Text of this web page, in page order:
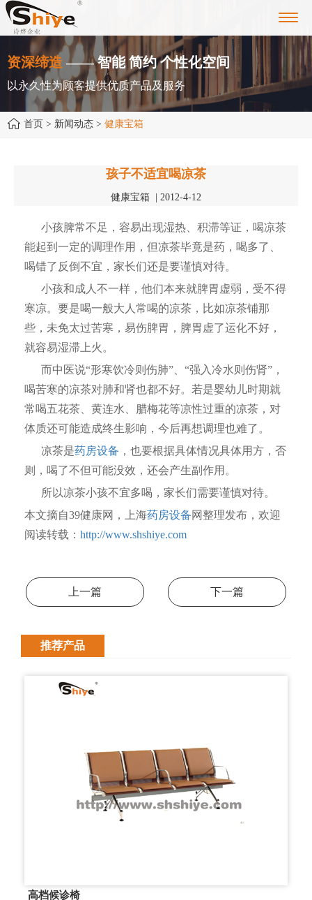
资深缔造 —— 智能 简约 个性化空间
以永久性为顾客提供优质产品及服务
首页 > 新闻动态 > 健康宝箱
孩子不适宜喝凉茶
健康宝箱 | 2012-4-12
小孩脾常不足，容易出现湿热、积滞等证，喝凉茶
能起到一定的调理作用，但凉茶毕竟是药，喝多了、
喝错了反倒不宜，家长们还是要谨慎对待。
小孩和成人不一样，他们本来就脾胃虚弱，受不得
寒凉。要是喝一般大人常喝的凉茶，比如凉茶铺那
些，未免太过苦寒，易伤脾胃，脾胃虚了运化不好，
就容易湿滞上火。
而中医说“形寒饮冷则伤肺”、“强入冷水则伤肾”，
喝苦寒的凉茶对肺和肾也都不好。若是婴幼儿时期就
常喝五花茶、黄连水、腊梅花等凉性过重的凉茶，对
体质还可能造成终生影响，今后再想调理也难了。
凉茶是药房设备 ，也要根据具体情况具体用方，否
则，喝了不但可能没效，还会产生副作用。
所以凉茶小孩不宜多喝，家长们需要谨慎对待。
本文摘自39健康网，上海药房设备网整理发布，欢迎
阅读转载： http://www.shshiye.com
上一篇 下一篇
推荐产品
高档候诊椅